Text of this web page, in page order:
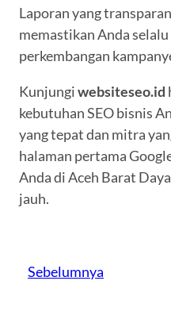
Laporan yang
memastikan Anda
perkembangan
Kunjungiwebsiteseo.id
kebutuhan SEO bisnis
yang tepat dan mitra
halaman pertama
Anda di Aceh Barat
jauh.
Sebelumnya